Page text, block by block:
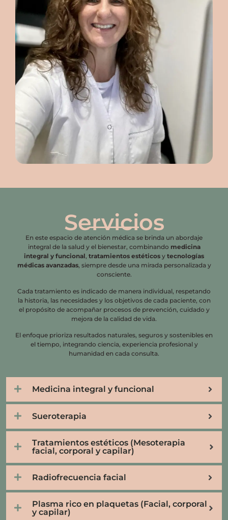
Servicios
En este espacio de atención médica se brinda un abordaje
integral de la salud y el bienestar, combinando medicina
integral y funcional, tratamientos estéticos y tecnologías
médicas avanzadas, siempre desde una mirada personalizada y
consciente.
Cada tratamiento es indicado de manera individual, respetando
la historia, las necesidades y los objetivos de cada paciente, con
el propósito de acompañar procesos de prevención, cuidado y
mejora de la calidad de vida.
El enfoque prioriza resultados naturales, seguros y sostenibles en
el tiempo, integrando ciencia, experiencia profesional y
humanidad en cada consulta.
Medicina integral y funcional
Sueroterapia
Tratamientos estéticos (Mesoterapia
facial, corporal y capilar)
Radiofrecuencia facial
Plasma rico en plaquetas (Facial, corporal
y capilar)